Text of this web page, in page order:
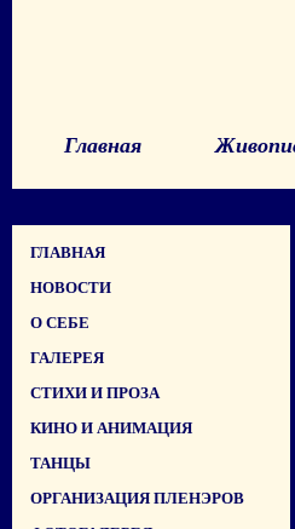
Главная
ГЛАВНАЯ
НОВОСТИ
О СЕБЕ
ГАЛЕРЕЯ
СТИХИ И ПРОЗА
КИНО И АНИМАЦИЯ
ТАНЦЫ
ОРГАНИЗАЦИЯ ПЛЕНЭРОВ